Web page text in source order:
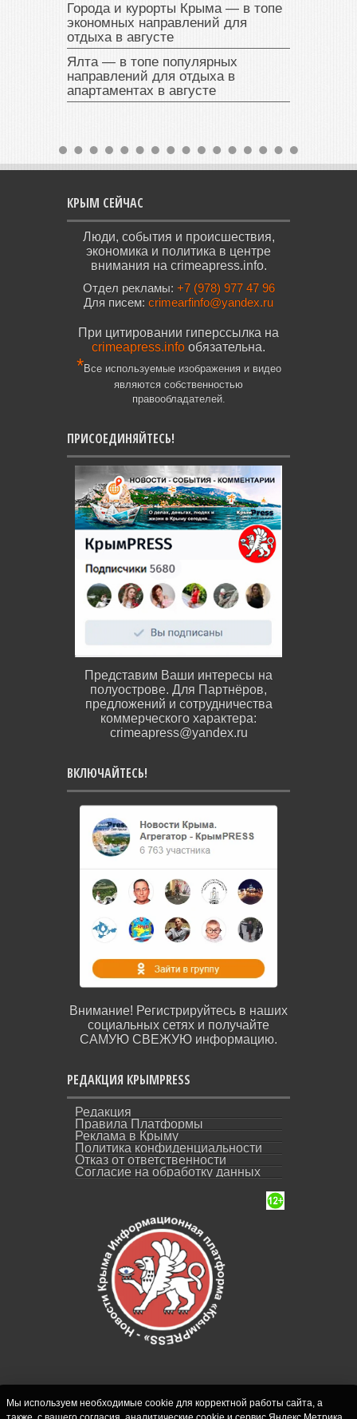
Города и курорты Крыма — в топе
экономных направлений для
отдыха в августе
Ялта — в топе популярных
направлений для отдыха в
апартаментах в августе
КРЫМ СЕЙЧАС
Люди, события и происшествия,
экономика и политика в центре
внимания на crimeapress.info.
Отдел рекламы: +7 (978) 977 47 96
Для писем: crimearfinfo@yandex.ru
При цитировании гиперссылка на
crimeapress.info обязательна.
*Все используемые изображения и видео
являются собственностью
правообладателей.
ПРИСОЕДИНЯЙТЕСЬ!
Представим Ваши интересы на
полуострове. Для Партнёров,
предложений и сотрудничества
коммерческого характера:
crimeapress@yandex.ru
ВКЛЮЧАЙТЕСЬ!
Внимание! Регистрируйтесь в наших
социальных сетях и получайте
САМУЮ СВЕЖУЮ информацию.
РЕДАКЦИЯ КРЫМPRESS
Редакция
Правила Платформы
Реклама в Крыму
Политика конфиденциальности
Отказ от ответственности
Согласие на обработку данных
Мы используем необходимые cookie для корректной работы сайта, а